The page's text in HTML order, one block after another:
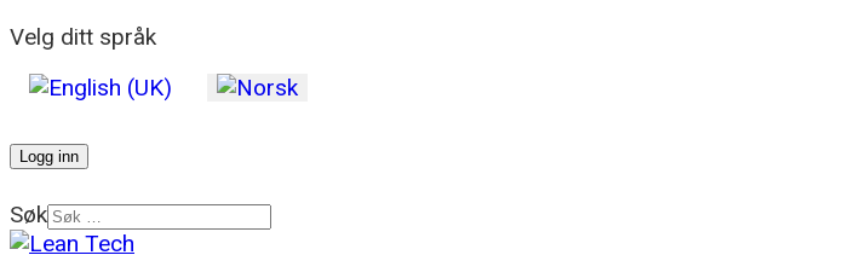
Velg ditt språk
Logg inn
Søk